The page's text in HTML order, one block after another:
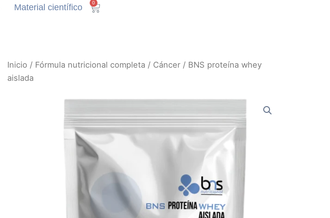
Material científico 0
Carrito
Inicio / Fórmula nutricional completa / Cáncer / BNS proteína whey
aislada